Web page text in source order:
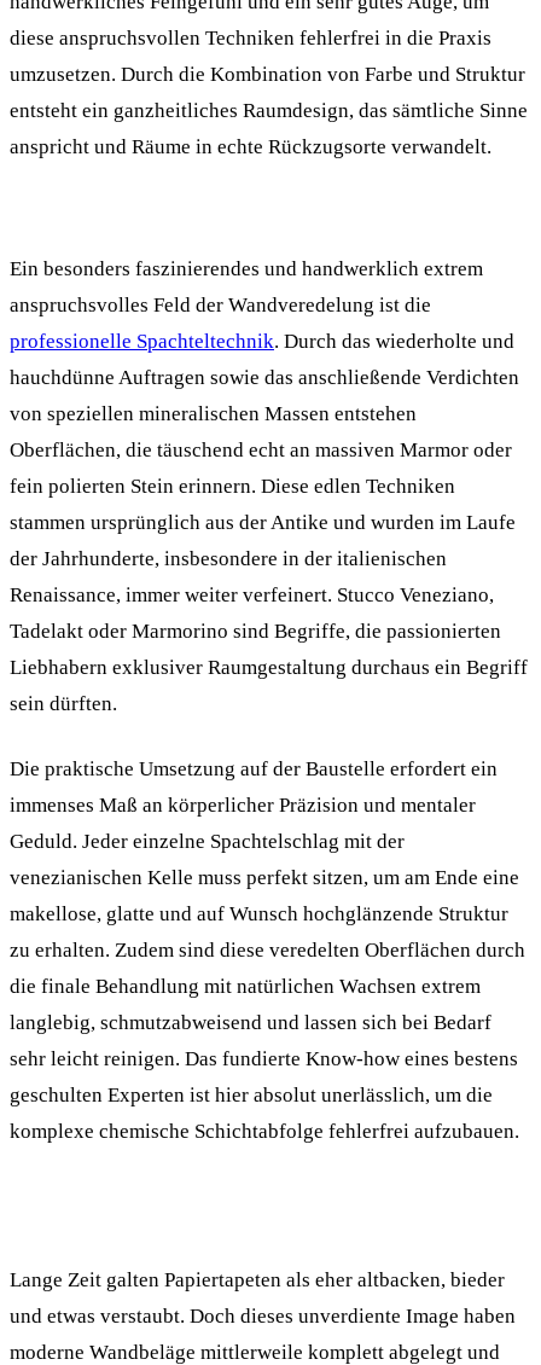
diese anspruchsvollen Techniken fehlerfrei in die Praxis
umzusetzen. Durch die Kombination von Farbe und Struktur
entsteht ein ganzheitliches Raumdesign, das sämtliche Sinne
anspricht und Räume in echte Rückzugsorte verwandelt.
Ein besonders faszinierendes und handwerklich extrem
anspruchsvolles Feld der Wandveredelung ist die
professionelle Spachteltechnik. Durch das wiederholte und
hauchdünne Auftragen sowie das anschließende Verdichten
von speziellen mineralischen Massen entstehen
Oberflächen, die täuschend echt an massiven Marmor oder
fein polierten Stein erinnern. Diese edlen Techniken
stammen ursprünglich aus der Antike und wurden im Laufe
der Jahrhunderte, insbesondere in der italienischen
Renaissance, immer weiter verfeinert. Stucco Veneziano,
Tadelakt oder Marmorino sind Begriffe, die passionierten
Liebhabern exklusiver Raumgestaltung durchaus ein Begriff
sein dürften.
Die praktische Umsetzung auf der Baustelle erfordert ein
immenses Maß an körperlicher Präzision und mentaler
Geduld. Jeder einzelne Spachtelschlag mit der
venezianischen Kelle muss perfekt sitzen, um am Ende eine
makellose, glatte und auf Wunsch hochglänzende Struktur
zu erhalten. Zudem sind diese veredelten Oberflächen durch
die finale Behandlung mit natürlichen Wachsen extrem
langlebig, schmutzabweisend und lassen sich bei Bedarf
sehr leicht reinigen. Das fundierte Know-how eines bestens
geschulten Experten ist hier absolut unerlässlich, um die
komplexe chemische Schichtabfolge fehlerfrei aufzubauen.
Lange Zeit galten Papiertapeten als eher altbacken, bieder
und etwas verstaubt. Doch dieses unverdiente Image haben
moderne Wandbeläge mittlerweile komplett abgelegt und